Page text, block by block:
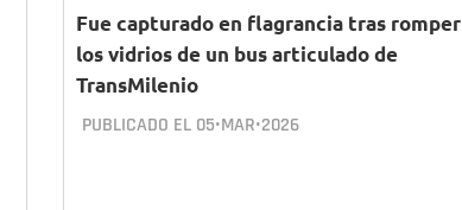
Fue capturado en flagrancia tras romper
los vidrios de un bus articulado de
TransMilenio
PUBLICADO EL 05•MAR•2026